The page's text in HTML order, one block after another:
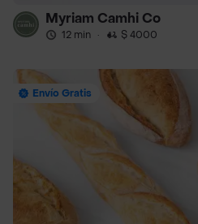
Myriam Camhi Co
12 min · $ 4000
Envío Gratis